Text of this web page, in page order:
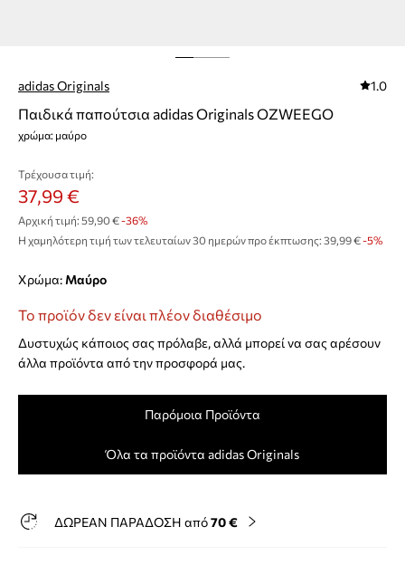
adidas Originals 1.0
Παιδικά παπούτσια adidas Originals OZWEEGO
χρώμα: μαύρο
Τρέχουσα τιμή:
37,99 €
Αρχική τιμή: 59,90 €-36%
Η χαμηλότερη τιμή των τελευταίων 30 ημερών προ έκπτωσης: 39,99 € -5%
Χρώμα: μαύρο
Το προϊόν δεν είναι πλέον διαθέσιμο
Δυστυχώς κάποιος σας πρόλαβε, αλλά μπορεί να σας αρέσουν
άλλα προϊόντα από την προσφορά μας.
Παρόμοια Προϊόντα
Όλα τα προϊόντα adidas Originals
ΔΩΡΕΑΝ ΠΑΡΑΔΟΣΗ από70 €